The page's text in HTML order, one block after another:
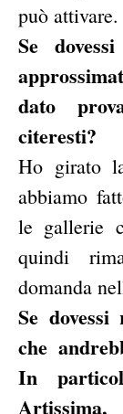
può attivare.
Se
dato
citeresti?
Ho girato
abbiamo
le gallerie
quindi
domanda
Se
che
In